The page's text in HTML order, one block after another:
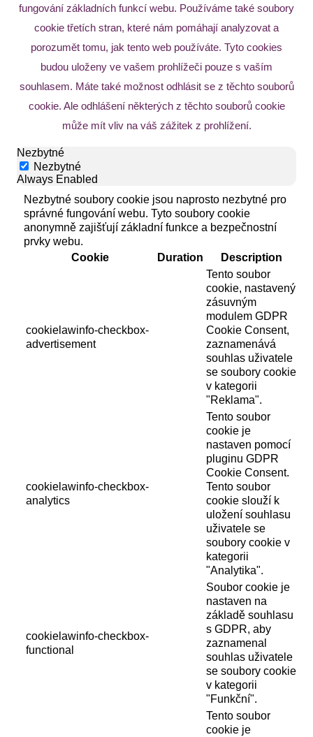
fungování základních funkcí webu. Používáme také soubory
cookie třetích stran, které nám pomáhají analyzovat a
porozumět tomu, jak tento web používáte. Tyto cookies
budou uloženy ve vašem prohlížeči pouze s vaším
souhlasem. Máte také možnost odhlásit se z těchto souborů
cookie. Ale odhlášení některých z těchto souborů cookie
může mít vliv na váš zážitek z prohlížení.
Nezbytné
Nezbytné
Always Enabled
Nezbytné soubory cookie jsou naprosto nezbytné pro
správné fungování webu. Tyto soubory cookie
anonymně zajišťují základní funkce a bezpečnostní
prvky webu.
Cookie
Duration Description
cookielawinfo-checkbox-
advertisement
Tento soubor
cookie, nastavený
zásuvným
modulem GDPR
Cookie Consent,
zaznamenává
souhlas uživatele
se soubory cookie
v kategorii
"Reklama".
cookielawinfo-checkbox-
analytics
Tento soubor
cookie je
nastaven pomocí
pluginu GDPR
Cookie Consent.
Tento soubor
cookie slouží k
uložení souhlasu
uživatele se
soubory cookie v
kategorii
"Analytika".
cookielawinfo-checkbox-
functional
Soubor cookie je
nastaven na
základě souhlasu
s GDPR, aby
zaznamenal
souhlas uživatele
se soubory cookie
v kategorii
"Funkční".
Tento soubor
cookie je